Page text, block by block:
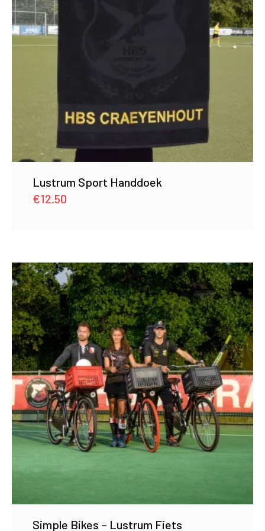
Lustrum Sport Handdoek
€12.50
Simple Bikes – Lustrum Fiets